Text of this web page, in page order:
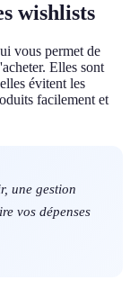
wishlists
vous permet de
Elles sont
évitent les
facilement et
une gestion
vos dépenses